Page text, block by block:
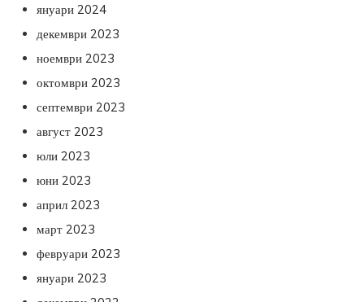
януари 2024
декември 2023
ноември 2023
октомври 2023
септември 2023
август 2023
юли 2023
юни 2023
април 2023
март 2023
февруари 2023
януари 2023